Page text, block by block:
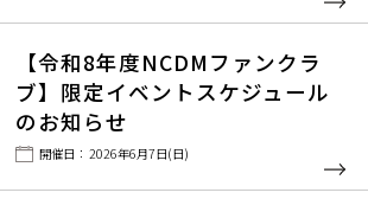
【令和8年度NCDMファンクラ
ブ】限定イベントスケジュール
のお知らせ
開催日： 2026年6月7日(日)